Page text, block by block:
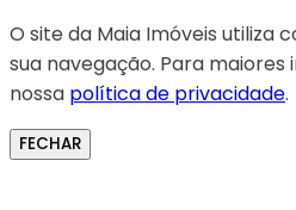
O site da Maia Imóveis utiliza
sua navegação. Para maiores
nossa política de privacidade.
FECHAR